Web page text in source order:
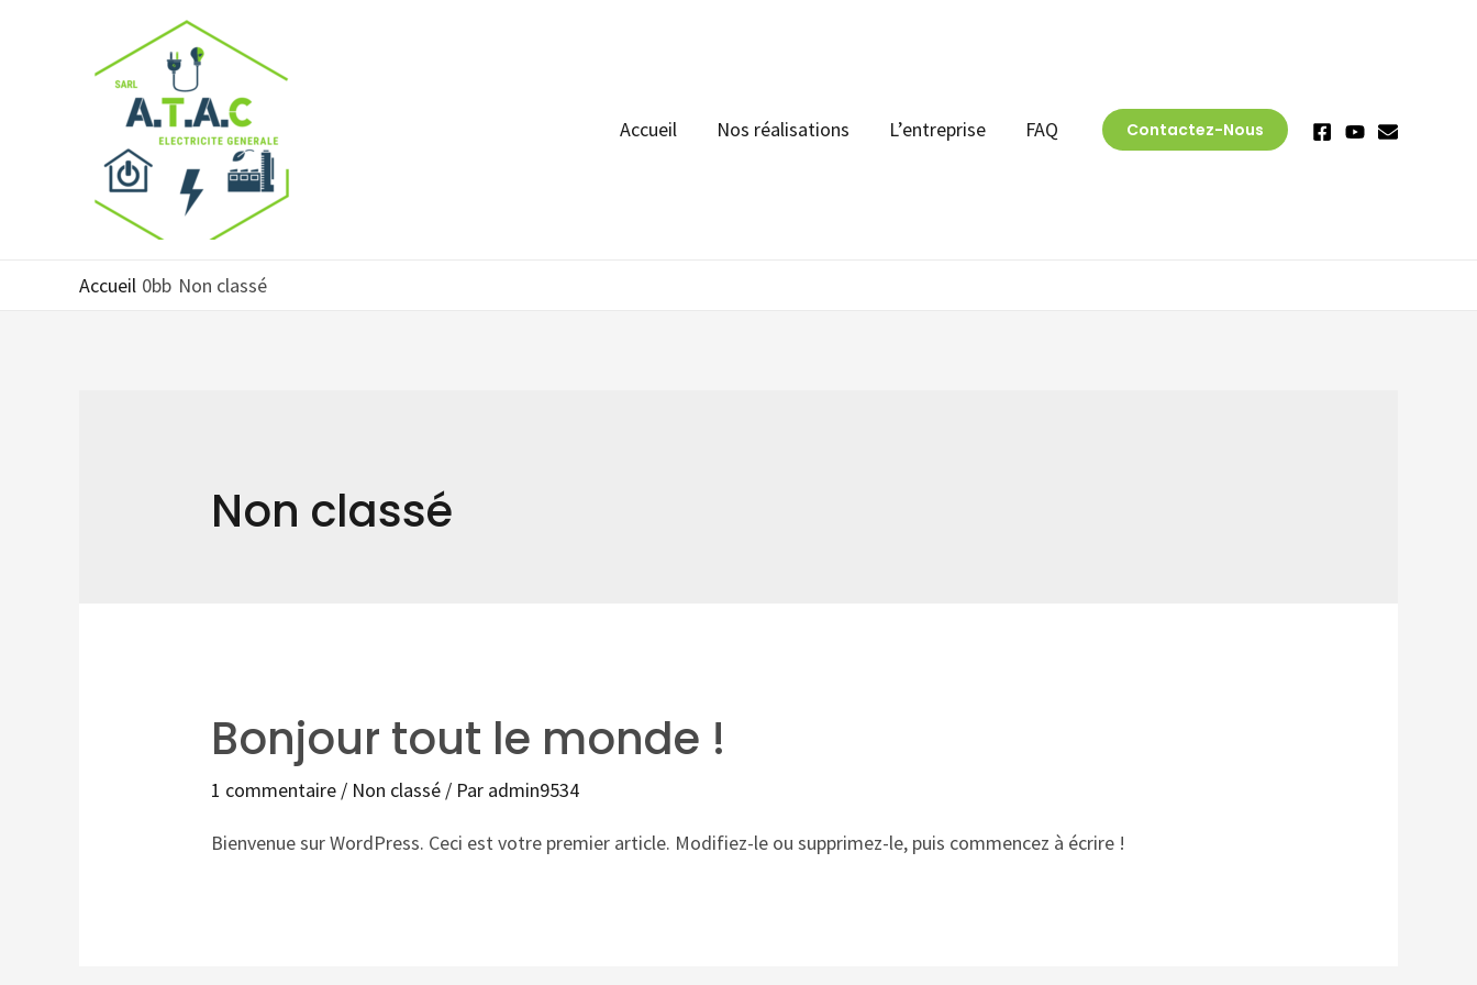
Accueil Nos réalisations L’entreprise FAQ Contactez-Nous
Accueil Non classé
Non classé
Bonjour tout le monde !
1 commentaire / Non classé / Par admin9534
Bienvenue sur WordPress. Ceci est votre premier article. Modifiez-le ou supprimez-le, puis commencez à écrire !